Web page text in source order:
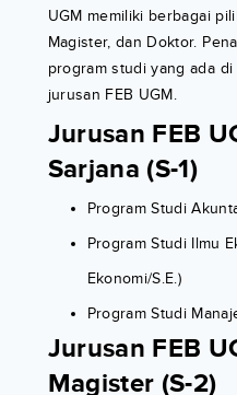
UGM memiliki berbagai
Magister, dan Doktor.
program studi yang ada
jurusan FEB UGM.
Jurusan FEB
Sarjana (S-1)
Program Studi
Program Studi Ilmu
Ekonomi/S.E.)
Program Studi
Jurusan FEB
Magister (S-2)